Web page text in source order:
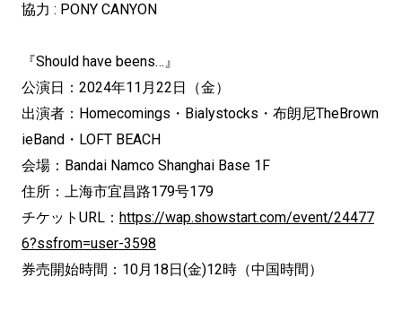
協力 : PONY CANYON
『Should have beens…』
公演日：2024年11月22日（金）
出演者：Homecomings・Bialystocks・布朗尼TheBrown
ieBand・LOFT BEACH
会場：Bandai Namco Shanghai Base 1F
住所：上海市宜昌路179号179
チケットURL： https://wap.showstart.com/event/24477
6?ssfrom=user-3598
券売開始時間：10月18日(金)12時（中国時間）